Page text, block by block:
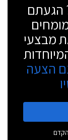
הגעתם
מבצעי
הצעה